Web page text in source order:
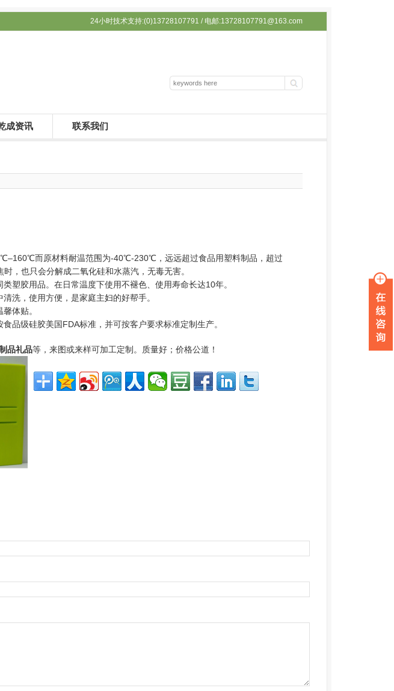
24小时技术支持:(0)13728107791 / 电邮:13728107791@163.com
成资讯 联系我们
而原材料耐温范围为-40℃-230℃，远远超过食品用塑料制品，超过
，也只会分解成二氧化硅和水蒸汽，无毒无害。
塑胶用品。在日常温度下使用不褪色、使用寿命长达10年。
洗，使用方便，是家庭主妇的好帮手。
体贴。
品级硅胶美国FDA标准，并可按客户要求标准定制生产。
品礼品等，来图或来样可加工定制。质量好；价格公道！